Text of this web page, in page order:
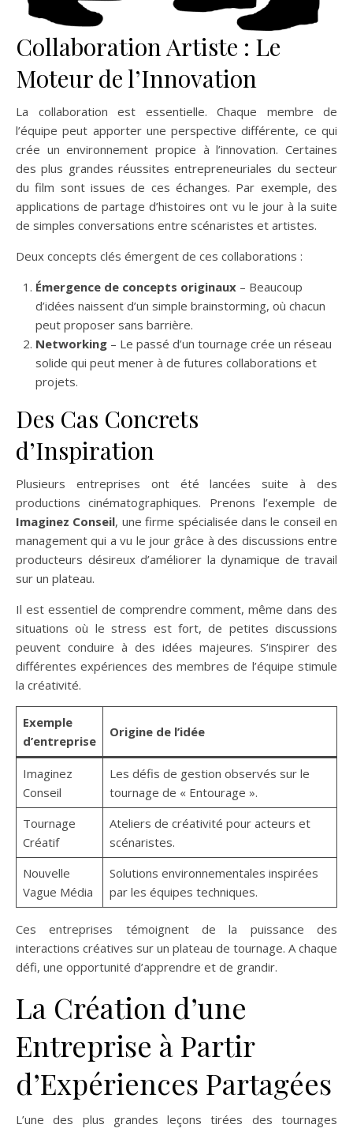
Collaboration Artiste : Le
Moteur de l’Innovation
La collaboration est essentielle. Chaque membre de
l’équipe peut apporter une perspective différente, ce qui
crée un environnement propice à l’innovation. Certaines
des plus grandes réussites entrepreneuriales du secteur
du film sont issues de ces échanges. Par exemple, des
applications de partage d’histoires ont vu le jour à la suite
de simples conversations entre scénaristes et artistes.
Deux concepts clés émergent de ces collaborations :
Émergence de concepts originaux – Beaucoup
d’idées naissent d’un simple brainstorming, où chacun
peut proposer sans barrière.
Networking – Le passé d’un tournage crée un réseau
solide qui peut mener à de futures collaborations et
projets.
Des Cas Concrets
d’Inspiration
Plusieurs entreprises ont été lancées suite à des
productions cinématographiques. Prenons l’exemple de
Imaginez Conseil, une firme spécialisée dans le conseil en
management qui a vu le jour grâce à des discussions entre
producteurs désireux d’améliorer la dynamique de travail
sur un plateau.
Il est essentiel de comprendre comment, même dans des
situations où le stress est fort, de petites discussions
peuvent conduire à des idées majeures. S’inspirer des
différentes expériences des membres de l’équipe stimule
la créativité.
Exemple
d’entreprise
Origine de l’idée
Imaginez
Conseil
Les défis de gestion observés sur le
tournage de « Entourage ».
Tournage
Créatif
Ateliers de créativité pour acteurs et
scénaristes.
Nouvelle
Vague Média
Solutions environnementales inspirées
par les équipes techniques.
Ces entreprises témoignent de la puissance des
interactions créatives sur un plateau de tournage. A chaque
défi, une opportunité d’apprendre et de grandir.
La Création d’une
Entreprise à Partir
d’Expériences Partagées
L’une des plus grandes leçons tirées des tournages